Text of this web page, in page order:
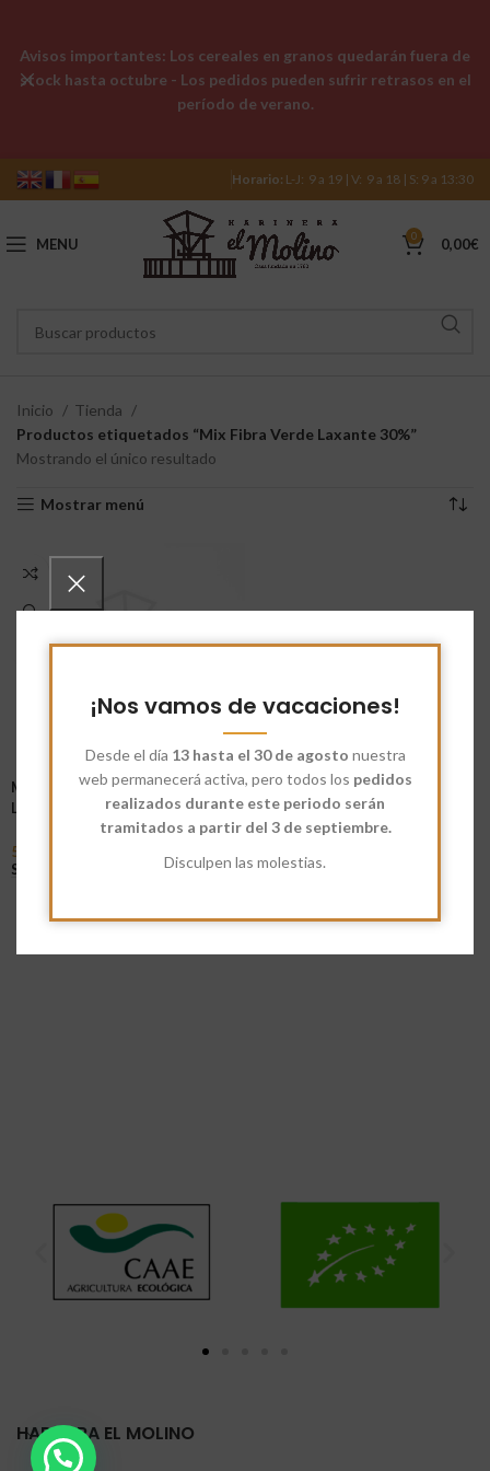
¡Nos vamos de vacaciones!
Desde el día 13 hasta el 30 de agosto nuestra
web permanecerá activa, pero todos los pedidos
realizados durante este periodo serán
tramitados a partir del 3 de septiembre.
Disculpen las molestias.
Horario: L-J: 9 a 19 | V: 9 a 18 | S: 9 a 13:30
MENU 0 0,00€
Inicio
Tienda
Productos etiquetados “Mix Fibra Verde Laxante 30%”
Mostrando el único resultado
Mostrar menú
Mix Ecológico de Fibra Verde
Laxante 30%
5,12
Seleccionar Opciones
HARINERA EL MOLINO
Avisos importantes: Los cereales en granos quedarán fuera de
stock hasta octubre - Los pedidos pueden sufrir retrasos en el
período de verano.